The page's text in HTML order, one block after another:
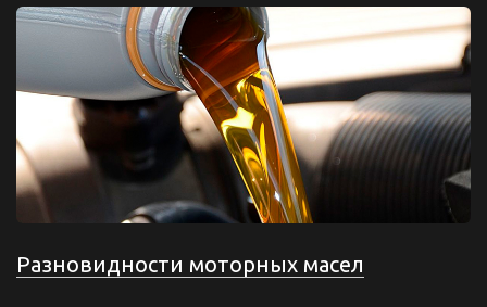
Разновидности моторных масел